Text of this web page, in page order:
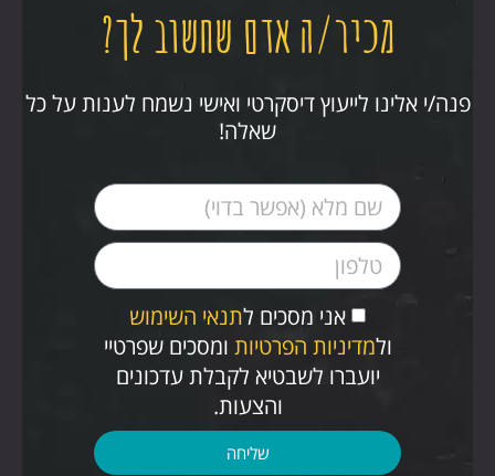
מכיר/ה אדם שחשוב לך?
פנה/י אלינו לייעוץ דיסקרטי ואישי נשמח לענות על כל
שאלה!
אני מסכים לתנאי השימוש
ולמדיניות הפרטיות ומסכים שפרטיי
יועברו לשבטיא לקבלת עדכונים
והצעות.
שליחה